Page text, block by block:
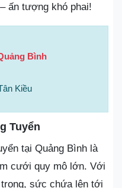
ấn tượng khó phai!
Bình
Kiều
Tuyển
tại Quảng Bình là
cưới quy mô lớn. Với
sức chứa lên tới